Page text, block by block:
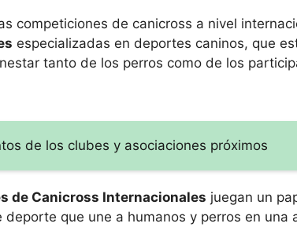
competiciones de canicross a nivel
especializadas en deportes caninos, que
tanto de los perros como de los
de los clubes y asociaciones próximos
de Canicross Internacionales juegan un
que une a humanos y perros en